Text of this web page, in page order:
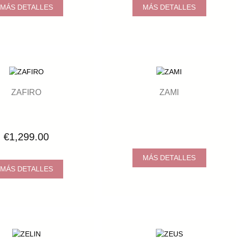
MÁS DETALLES MÁS DETALLES
ZAFIRO
€1,299.00
MÁS DETALLES
ZAMI
MÁS DETALLES